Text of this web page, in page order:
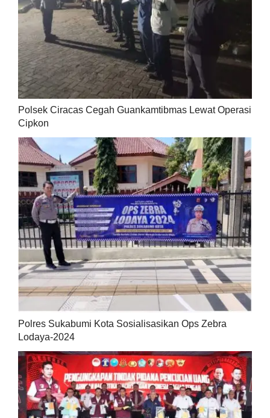
Polsek Ciracas Cegah Guankamtibmas Lewat Operasi
Cipkon
Polres Sukabumi Kota Sosialisasikan Ops Zebra
Lodaya-2024